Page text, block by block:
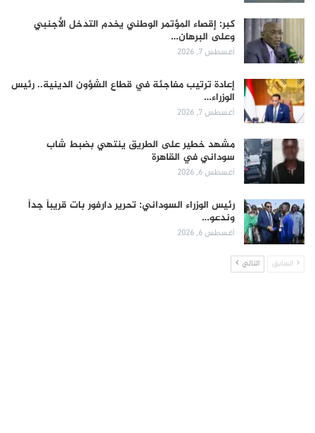
كبر: إقصاء المؤتمر الوطني يخدم التدخل الأجنبي
وعلى البرهان…
أغسطس 7, 2026
إعادة ترتيب مفاجئة في قطاع الشؤون الدينية.. رئيس
الوزراء…
أغسطس 7, 2026
مشهد خطير على الطريق ينتهي بضبط شاب
سوداني في القاهرة
أغسطس 6, 2026
رئيس الوزراء السوداني: تحرير دارفور بات قريباً جداً
وندعو…
أغسطس 6, 2026
السابق التالي